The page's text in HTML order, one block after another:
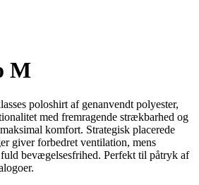
M
poloshirt af genanvendt polyester,
med fremragende strækbarhed og
komfort. Strategisk placerede
giver forbedret ventilation, mens
bevægelsesfrihed. Perfekt til påtryk af